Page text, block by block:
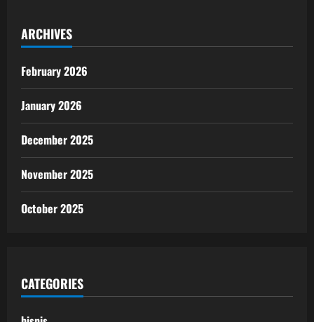
ARCHIVES
February 2026
January 2026
December 2025
November 2025
October 2025
CATEGORIES